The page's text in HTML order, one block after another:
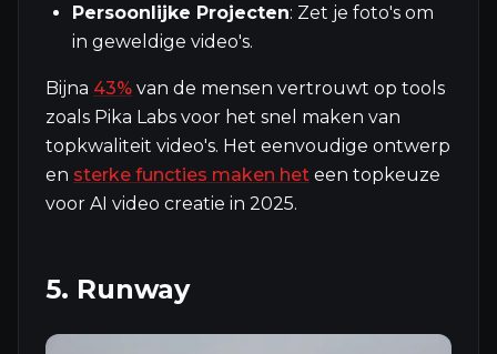
Persoonlijke Projecten: Zet je foto's om
in geweldige video's.
Bijna 43% van de mensen vertrouwt op tools
zoals Pika Labs voor het snel maken van
topkwaliteit video's. Het eenvoudige ontwerp
en sterke functies maken het een topkeuze
voor AI video creatie in 2025.
5. Runway